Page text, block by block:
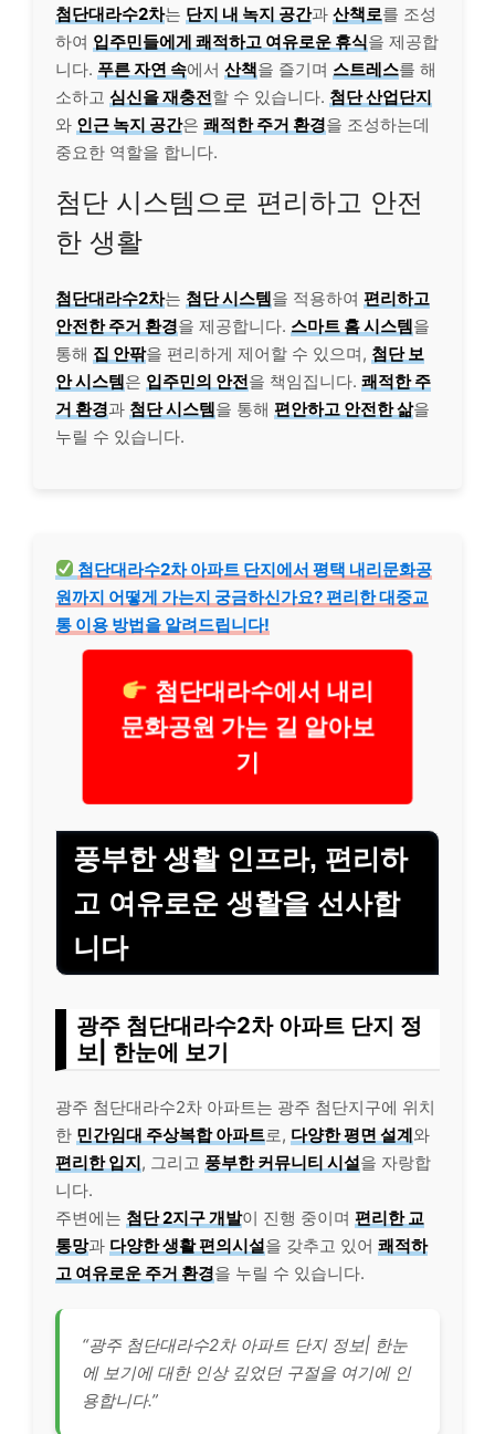
첨단대라수2차는 단지 내 녹지 공간과 산책로를 조성
하여 입주민들에게 쾌적하고 여유로운 휴식을 제공합
니다. 푸른 자연 속에서 산책을 즐기며 스트레스를 해
소하고 심신을 재충전할 수 있습니다. 첨단 산업단지
와 인근 녹지 공간은 쾌적한 주거 환경을 조성하는데
중요한 역할을 합니다.
첨단 시스템으로 편리하고 안전
한 생활
첨단대라수2차는 첨단 시스템을 적용하여 편리하고
안전한 주거 환경을 제공합니다. 스마트 홈 시스템을
통해 집 안팎을 편리하게 제어할 수 있으며, 첨단 보
안 시스템은 입주민의 안전을 책임집니다. 쾌적한 주
거 환경과 첨단 시스템을 통해 편안하고 안전한 삶을
누릴 수 있습니다.
첨단대라수2차 아파트 단지에서 평택 내리문화공
원까지 어떻게 가는지 궁금하신가요? 편리한 대중교
통 이용 방법을 알려드립니다!
첨단대라수에서 내리
문화공원 가는 길 알아보
기
풍부한 생활 인프라, 편리하
고 여유로운 생활을 선사합
니다
광주 첨단대라수2차 아파트 단지 정
보| 한눈에 보기
광주 첨단대라수2차 아파트는 광주 첨단지구에 위치
한 민간임대 주상복합 아파트로, 다양한 평면 설계와
편리한 입지, 그리고 풍부한 커뮤니티 시설을 자랑합
니다.
주변에는 첨단 2지구 개발이 진행 중이며 편리한 교
통망과 다양한 생활 편의시설을 갖추고 있어 쾌적하
고 여유로운 주거 환경을 누릴 수 있습니다.
“광주 첨단대라수2차 아파트 단지 정보| 한눈
에 보기에 대한 인상 깊었던 구절을 여기에 인
용합니다.”